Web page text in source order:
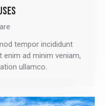
tempor incididunt
enim ad minim veniam,
ullamco.